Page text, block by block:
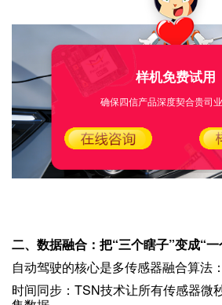
二、数据融合：把“三个瞎子”变成“
自动驾驶的核心是多传感器融合算法：
时间同步：TSN技术让所有传感器微
样机免费试用
确保四信产品深度契合贵司